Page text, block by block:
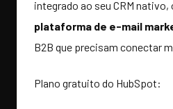
integrado ao seu CRM nativo,
plataforma de e-mail
B2B que precisam conectar
Plano gratuito do HubSpot: